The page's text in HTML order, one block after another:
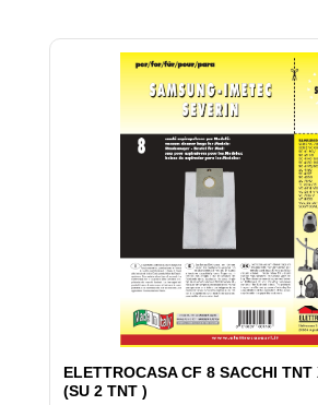
ELETTROCASA CF 8 SACCHI TNT
(SU 2 TNT )